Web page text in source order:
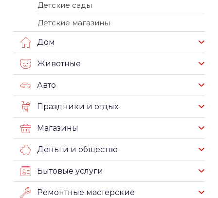
Детские сады
Детские магазины
Дом
Животные
Авто
Праздники и отдых
Магазины
Деньги и общество
Бытовые услуги
Ремонтные мастерские